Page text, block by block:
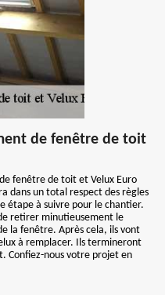
de fenêtre de toit
fenêtre de toit et Velux Euro
dans un total respect des règles
étape à suivre pour le chantier.
retirer minutieusement le
la fenêtre. Après cela, ils vont
à remplacer. Ils termineront
Confiez-nous votre projet en